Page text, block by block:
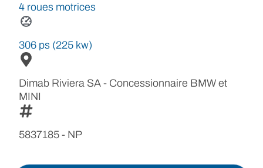
4 roues motrices
306 ps (225 kw)
Dimab Riviera SA - Concessionnaire BMW et
MINI
5837185 - NP